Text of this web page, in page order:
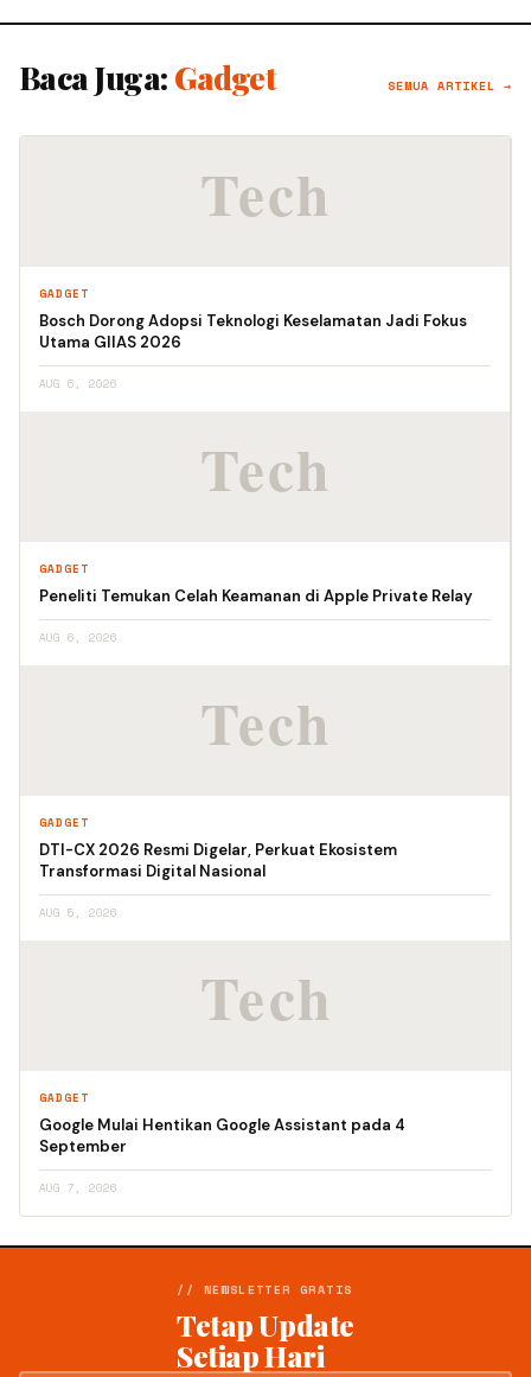
Baca Juga: Gadget SEMUA ARTIKEL →
GADGET
Bosch Dorong Adopsi Teknologi Keselamatan Jadi Fokus
Utama GIIAS 2026
AUG 6, 2026
GADGET
Peneliti Temukan Celah Keamanan di Apple Private Relay
AUG 6, 2026
GADGET
DTI-CX 2026 Resmi Digelar, Perkuat Ekosistem
Transformasi Digital Nasional
AUG 5, 2026
GADGET
Google Mulai Hentikan Google Assistant pada 4
September
AUG 7, 2026
// NEWSLETTER GRATIS
Tetap Update
Setiap Hari